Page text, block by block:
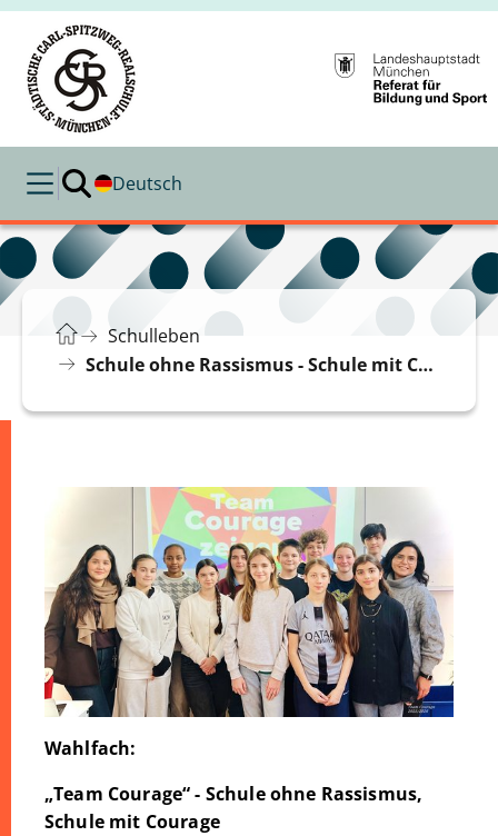
Deutsch
Schulleben
Schule ohne Rassismus - Schule mit Courage
Wahlfach:
„Team Courage“ - Schule ohne Rassismus,
Schule mit Courage